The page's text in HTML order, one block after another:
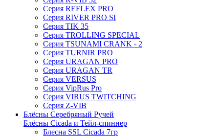
Серия REFLEX PRO
Серия RIVER PRO SI
Серия TIK 35
Серия TROLLING SPECIAL
Серия TSUNAMI CRANK - 2
Серия TURNIR PRO
Серия URAGAN PRO
Серия URAGAN TR
Серия VERSUS
Серия VipRus Pro
Серия VIRUS TWITCHING
Серия Z-VIB
Блёсны Серебряный Ручей
Блёсны Cicada и Тейл-спиннер
Блесна SSL Cicada 7гр